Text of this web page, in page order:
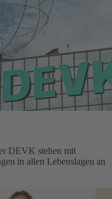
DEVK stehen mit
in allen Lebenslagen an